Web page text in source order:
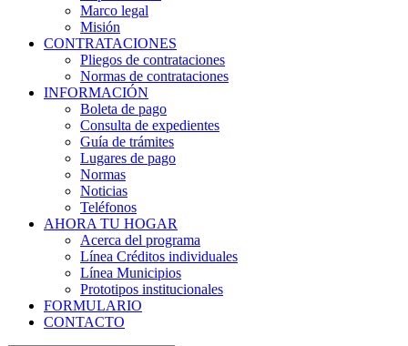
Marco legal
Misión
CONTRATACIONES
Pliegos de contrataciones
Normas de contrataciones
INFORMACIÓN
Boleta de pago
Consulta de expedientes
Guía de trámites
Lugares de pago
Normas
Noticias
Teléfonos
AHORA TU HOGAR
Acerca del programa
Línea Créditos individuales
Línea Municipios
Prototipos institucionales
FORMULARIO
CONTACTO